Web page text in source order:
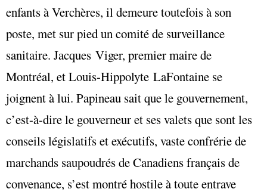
enfants à Verchères, il demeure toutefois à son
poste, met sur pied un comité de surveillance
sanitaire. Jacques Viger, premier maire de
Montréal, et Louis-Hippolyte LaFontaine se
joignent à lui. Papineau sait que le gouvernement,
c’est-à-dire le gouverneur et ses valets que sont les
conseils législatifs et exécutifs, vaste confrérie de
marchands saupoudrés de Canadiens français de
convenance, s’est montré hostile à toute entrave